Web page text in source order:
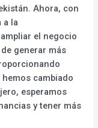
Ahora, con
a la
el negocio
generar más
cambiado
esperamos
y tener más